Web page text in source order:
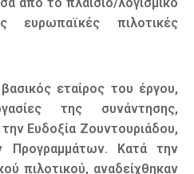
ευρωπαϊκές πιλοτικές
εταίρος του έργου,
της συνάντησης,
Ευδοξία Ζουντουριάδου,
Προγραμμάτων. Κατά την
πιλοτικού, αναδείχθηκαν